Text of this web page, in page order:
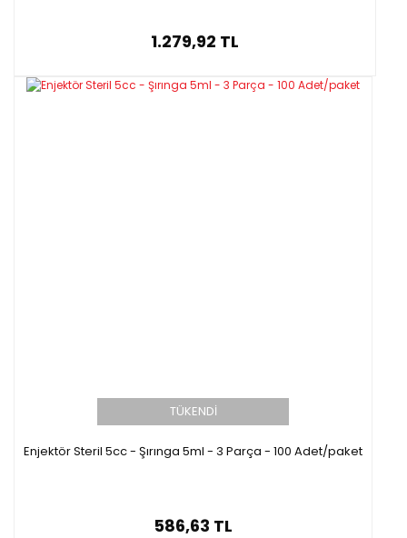
1.279,92 TL
TÜKENDİ
Enjektör Steril 5cc - Şırınga 5ml - 3 Parça - 100 Adet/paket
586,63 TL